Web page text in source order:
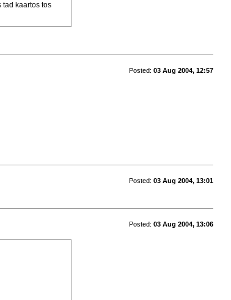
tad kaartos tos
Posted: 03 Aug 2004, 12:57
Posted: 03 Aug 2004, 13:01
Posted: 03 Aug 2004, 13:06